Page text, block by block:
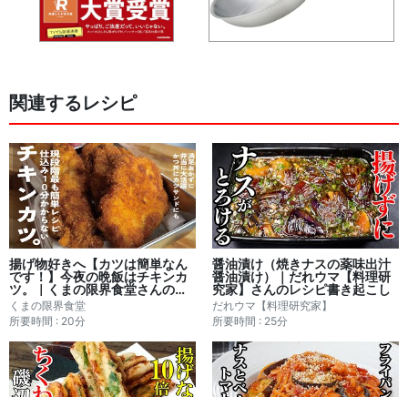
関連するレシピ
揚げ物好きへ【カツは簡単なん
です！】今夜の晩飯はチキンカ
ツ。｜くまの限界食堂さんのレ
シピ書き起こし
くまの限界食堂
所要時間 : 20分
醤油漬け（焼きナスの薬味出汁
醤油漬け）｜だれウマ【料理研
究家】さんのレシピ書き起こし
だれウマ【料理研究家】
所要時間 : 25分